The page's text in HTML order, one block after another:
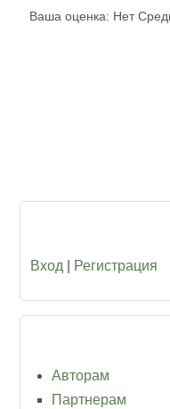
Ваша оценка: Нет
Вход Регистрация
Авторам
Партнерам